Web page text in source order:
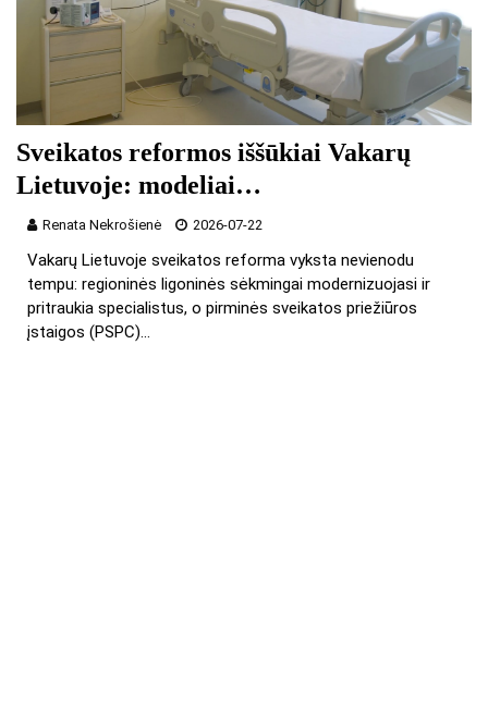
Sveikatos reformos iššūkiai Vakarų
Lietuvoje: modeliai…
Renata Nekrošienė 2026-07-22
Vakarų Lietuvoje sveikatos reforma vyksta nevienodu
tempu: regioninės ligoninės sėkmingai modernizuojasi ir
pritraukia specialistus, o pirminės sveikatos priežiūros
įstaigos (PSPC)…